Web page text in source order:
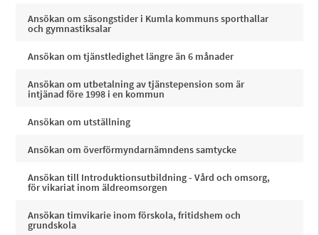
Ansökan om säsongstider i Kumla kommuns sporthallar
och gymnastiksalar
Ansökan om tjänstledighet längre än 6 månader
Ansökan om utbetalning av tjänstepension som är
intjänad före 1998 i en kommun
Ansökan om utställning
Ansökan om överförmyndarnämndens samtycke
Ansökan till Introduktionsutbildning - Vård och omsorg,
för vikariat inom äldreomsorgen
Ansökan timvikarie inom förskola, fritidshem och
grundskola